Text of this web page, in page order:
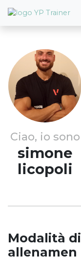
Ciao, io sono
simone
licopoli
Modalità di
allenamen